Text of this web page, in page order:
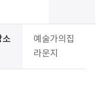
소
예술가의집
라운지